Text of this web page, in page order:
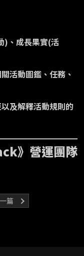
)、成長果實(活
活動圖鑑、任務、
及解釋活動規則的
》營運團隊
篇